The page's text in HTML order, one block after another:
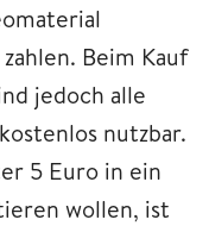
Beim Kauf
jedoch alle
nutzbar.
5 Euro in ein
wollen, ist